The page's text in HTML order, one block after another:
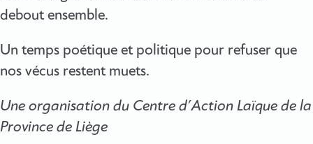
debout ensemble.
Un temps poétique et politique pour refuser que
nos vécus restent muets.
Une organisation du Centre d’Action Laïque de la
Province de Liège